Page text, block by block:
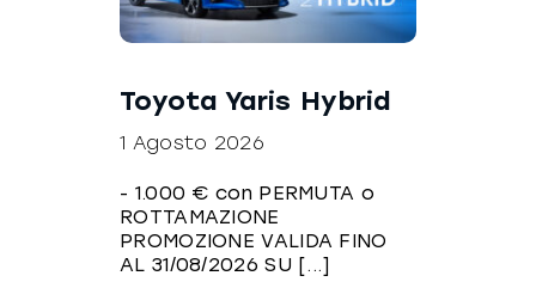
Toyota Yaris Hybrid
1 Agosto 2026
- 1.000 € con PERMUTA o
ROTTAMAZIONE
PROMOZIONE VALIDA FINO
AL 31/08/2026 SU [...]